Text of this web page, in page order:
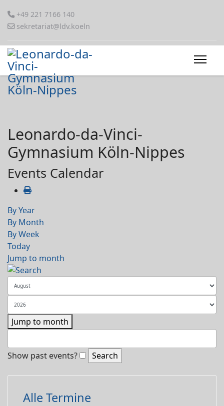
+49 221 7166 140
sekretariat@ldv.koeln
Leonardo-da-Vinci-
Gymnasium Köln-Nippes
Events Calendar
By Year
By Month
By Week
Today
Jump to month
Jump to month
Show past events?
Alle Termine